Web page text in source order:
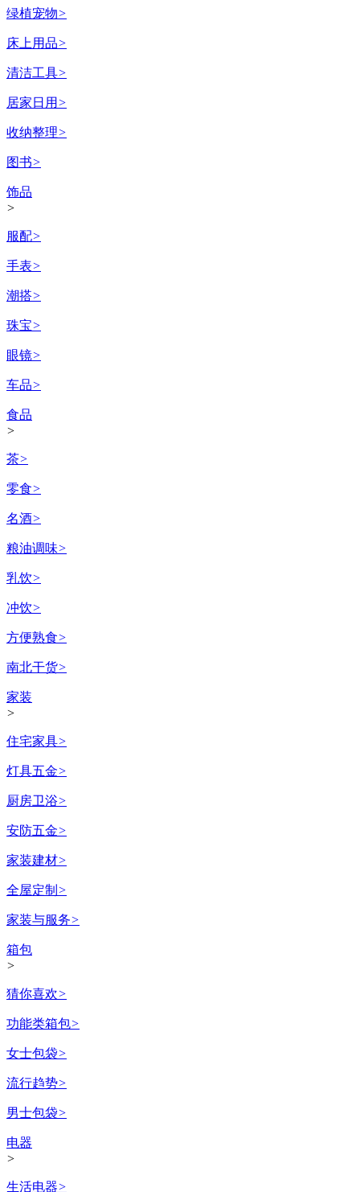
绿植宠物>
床上用品>
清洁工具>
居家日用 >
收纳整理>
图书>
饰品
>
服配>
手表>
潮搭>
珠宝>
眼镜>
车品>
食品
>
茶>
零食>
名酒>
粮油调味>
乳饮>
冲饮>
方便熟食>
南北干货>
家装
>
住宅家具>
灯具五金>
厨房卫浴>
安防五金>
家装建材>
全屋定制 >
家装与服务>
箱包
>
猜你喜欢>
功能类箱包>
女士包袋>
流行趋势>
男士包袋>
电器
>
生活电器>